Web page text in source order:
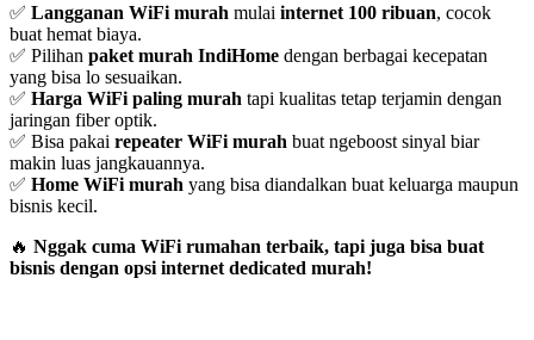
✅ Langganan WiFi murah mulai internet 100 ribuan, cocok
buat hemat biaya.
✅ Pilihan paket murah IndiHome dengan berbagai kecepatan
yang bisa lo sesuaikan.
✅ Harga WiFi paling murah tapi kualitas tetap terjamin dengan
jaringan fiber optik.
✅ Bisa pakai repeater WiFi murah buat ngeboost sinyal biar
makin luas jangkauannya.
✅ Home WiFi murah yang bisa diandalkan buat keluarga maupun
bisnis kecil.
🔥 Nggak cuma WiFi rumahan terbaik, tapi juga bisa buat
bisnis dengan opsi internet dedicated murah!